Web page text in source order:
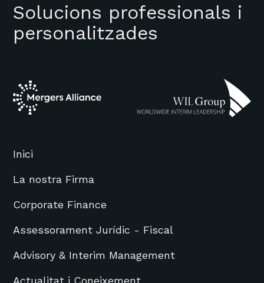
Solucions professionals i
personalitzades
Inici
La nostra Firma
Corporate Finance
Assessorament Jurídic - Fiscal
Advisory & Interim Management
Actualitat i Coneixement